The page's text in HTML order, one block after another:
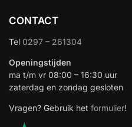
CONTACT
Tel 0297 – 261304
Openingstijden
ma t/m vr 08:00 – 16:30 uur
zaterdag en zondag gesloten
Vragen? Gebruik het formulier!